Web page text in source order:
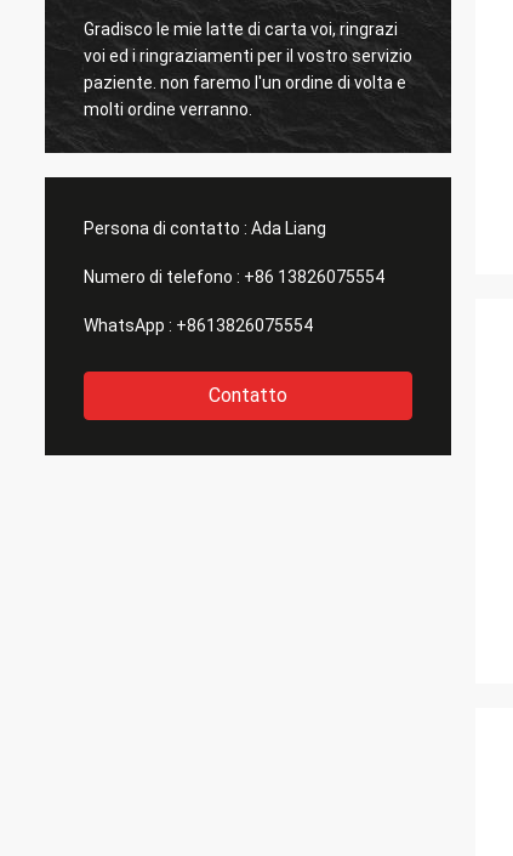
Risposta elusiva di Linda
I chip inscatolano è dei chip mie e le buone
vendite molto bene ora. Vi terrò in tocco.
Persona di contatto : Ada Liang
Numero di telefono : +86 13826075554
WhatsApp : +8613826075554
Contatto